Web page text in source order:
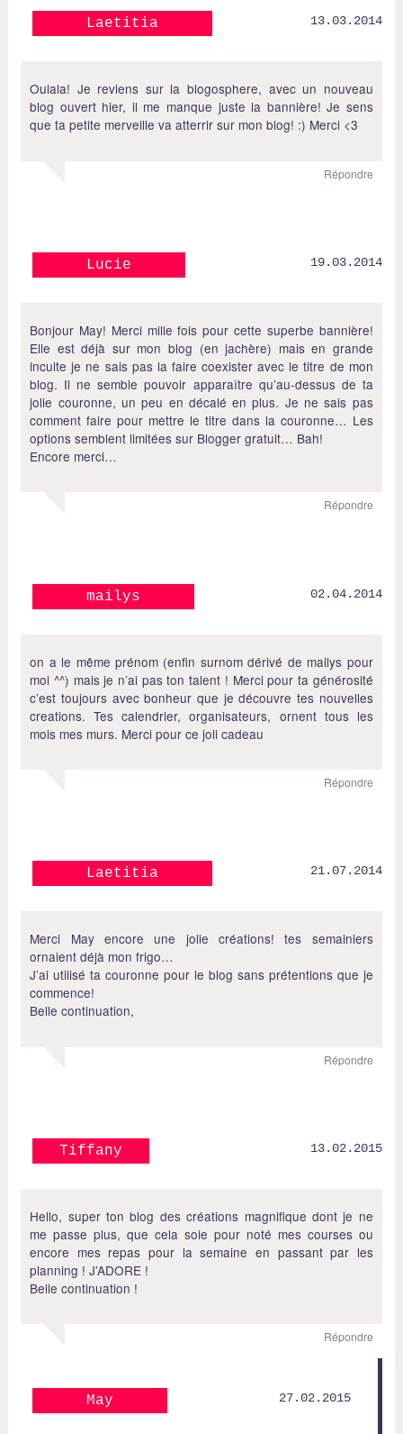
Laetitia 13.03.2014
Oulala! Je reviens sur la blogosphere, avec un nouveau
blog ouvert hier, il me manque juste la bannière! Je sens
que ta petite merveille va atterrir sur mon blog! :) Merci <3
Répondre
Lucie 19.03.2014
Bonjour May! Merci mille fois pour cette superbe bannière!
Elle est déjà sur mon blog (en jachère) mais en grande
inculte je ne sais pas la faire coexister avec le titre de mon
blog. Il ne semble pouvoir apparaître qu’au-dessus de ta
jolie couronne, un peu en décalé en plus. Je ne sais pas
comment faire pour mettre le titre dans la couronne… Les
options semblent limitées sur Blogger gratuit… Bah!
Encore merci…
Répondre
mailys 02.04.2014
on a le même prénom (enfin surnom dérivé de mailys pour
moi ^^) mais je n’ai pas ton talent ! Merci pour ta générosité
c’est toujours avec bonheur que je découvre tes nouvelles
creations. Tes calendrier, organisateurs, ornent tous les
mois mes murs. Merci pour ce joli cadeau
Répondre
Laetitia 21.07.2014
Merci May encore une jolie créations! tes semainiers
ornaient déjà mon frigo…
J’ai utilisé ta couronne pour le blog sans prétentions que je
commence!
Belle continuation,
Répondre
Tiffany 13.02.2015
Hello, super ton blog des créations magnifique dont je ne
me passe plus, que cela soie pour noté mes courses ou
encore mes repas pour la semaine en passant par les
planning ! J’ADORE !
Belle continuation !
Répondre
May 27.02.2015